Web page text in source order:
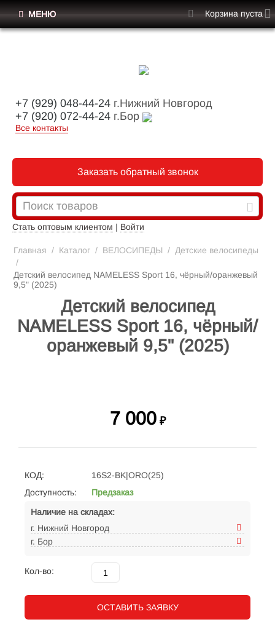
+7 (929) 048-44-24 г.Нижний Новгород
+7 (920) 072-44-24 г.Бор
Все контакты
Заказать обратный звонок
Стать оптовым клиентом | Войти
МЕНЮ Корзина пуста
Главная / Каталог / ВЕЛОСИПЕДЫ / Детские велосипеды
/
Детский велосипед NAMELESS Sport 16, чёрный/оранжевый
9,5" (2025)
Детский велосипед
NAMELESS Sport 16, чёрный/
оранжевый 9,5" (2025)
7 000 ₽
КОД:
16S2-BK|ORO(25)
Доступность:
Предзаказ
Наличие на складах:
г. Нижний Новгород
г. Бор
Кол-во:
ОСТАВИТЬ ЗАЯВКУ